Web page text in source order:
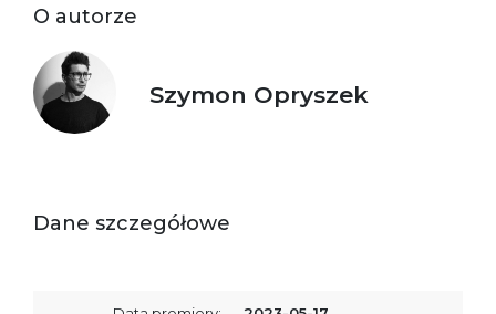
O autorze
Szymon Opryszek
Dane szczegółowe